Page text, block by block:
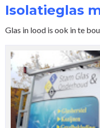
Isolatieglas
Glas in lood is ook in te